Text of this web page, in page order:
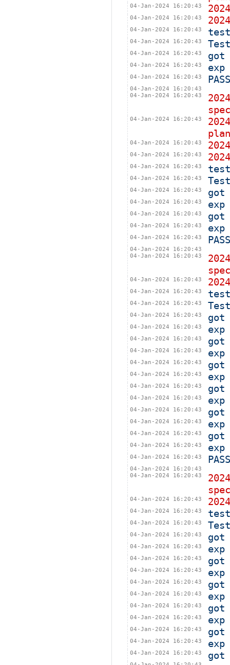
04-Jan-2024 16:20:43
04-Jan-2024 16:20:43
04-Jan-2024 16:20:43
04-Jan-2024 16:20:43
04-Jan-2024 16:20:43 got
04-Jan-2024 16:20:43 exp
04-Jan-2024 16:20:43
04-Jan-2024 16:20:43
04-Jan-2024 16:20:43
04-Jan-2024 16:20:43
04-Jan-2024 16:20:43
04-Jan-2024 16:20:43
04-Jan-2024 16:20:43
04-Jan-2024 16:20:43
04-Jan-2024 16:20:43 got
04-Jan-2024 16:20:43 exp
04-Jan-2024 16:20:43 got
04-Jan-2024 16:20:43 exp
04-Jan-2024 16:20:43
04-Jan-2024 16:20:43
04-Jan-2024 16:20:43
04-Jan-2024 16:20:43
04-Jan-2024 16:20:43
04-Jan-2024 16:20:43
04-Jan-2024 16:20:43 got
04-Jan-2024 16:20:43 exp
04-Jan-2024 16:20:43 got
04-Jan-2024 16:20:43 exp
04-Jan-2024 16:20:43 got
04-Jan-2024 16:20:43 exp
04-Jan-2024 16:20:43 got
04-Jan-2024 16:20:43 exp
04-Jan-2024 16:20:43 got
04-Jan-2024 16:20:43 exp
04-Jan-2024 16:20:43 got
04-Jan-2024 16:20:43 exp
04-Jan-2024 16:20:43
04-Jan-2024 16:20:43
04-Jan-2024 16:20:43
04-Jan-2024 16:20:43
04-Jan-2024 16:20:43
04-Jan-2024 16:20:43
04-Jan-2024 16:20:43 got
04-Jan-2024 16:20:43 exp
04-Jan-2024 16:20:43 got
04-Jan-2024 16:20:43 exp
04-Jan-2024 16:20:43 got
04-Jan-2024 16:20:43 exp
04-Jan-2024 16:20:43 got
04-Jan-2024 16:20:43 exp
04-Jan-2024 16:20:43 got
04-Jan-2024 16:20:43 exp
04-Jan-2024 16:20:43 got